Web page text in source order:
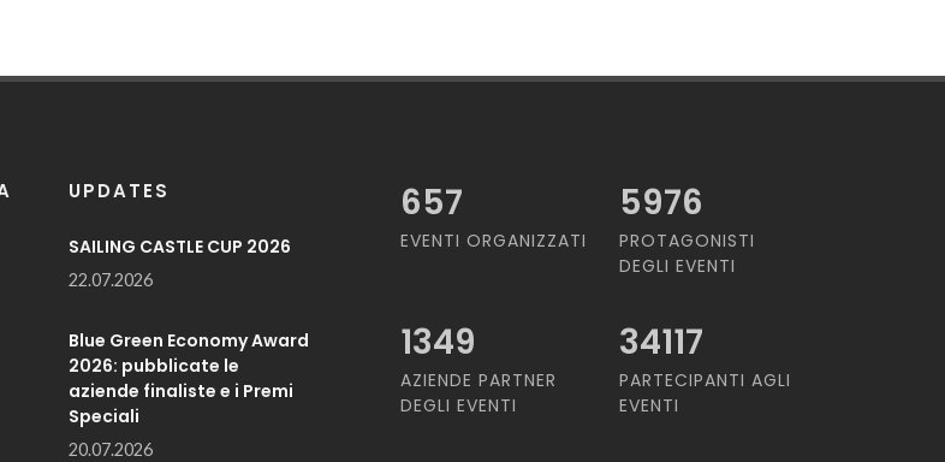
UPDATES
SAILING CASTLE CUP 2026
22.07.2026
Blue Green Economy Award
2026: pubblicate le
aziende finaliste e i Premi
Speciali
20.07.2026
657
EVENTI ORGANIZZATI
5976
PROTAGONISTI
DEGLI EVENTI
1349
AZIENDE PARTNER
DEGLI EVENTI
34117
PARTECIPANTI AGLI
EVENTI